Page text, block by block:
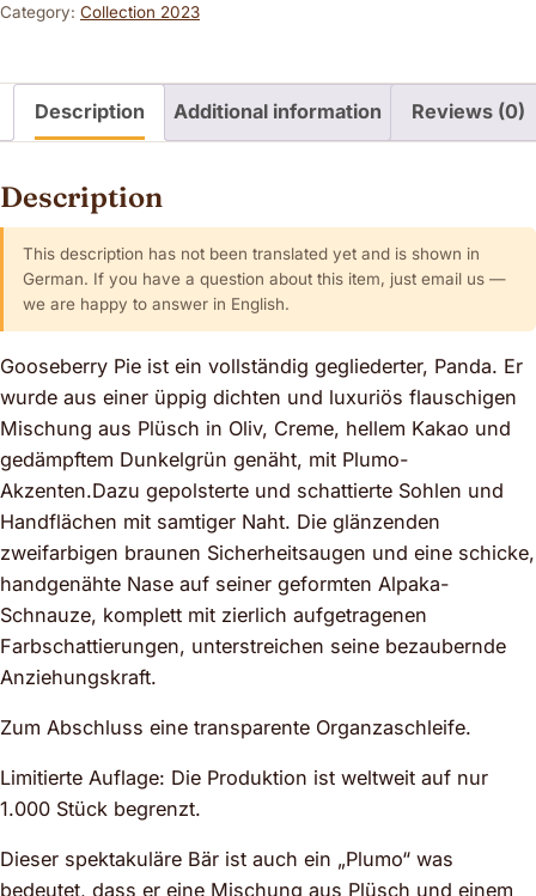
Category: Collection 2023
Description Additional information Reviews (0)
Description
This description has not been translated yet and is shown in
German. If you have a question about this item, just email us —
we are happy to answer in English.
Gooseberry Pie ist ein vollständig gegliederter, Panda. Er
wurde aus einer üppig dichten und luxuriös flauschigen
Mischung aus Plüsch in Oliv, Creme, hellem Kakao und
gedämpftem Dunkelgrün genäht, mit Plumo-
Akzenten.Dazu gepolsterte und schattierte Sohlen und
Handflächen mit samtiger Naht. Die glänzenden
zweifarbigen braunen Sicherheitsaugen und eine schicke,
handgenähte Nase auf seiner geformten Alpaka-
Schnauze, komplett mit zierlich aufgetragenen
Farbschattierungen, unterstreichen seine bezaubernde
Anziehungskraft.
Zum Abschluss eine transparente Organzaschleife.
Limitierte Auflage: Die Produktion ist weltweit auf nur
1.000 Stück begrenzt.
Dieser spektakuläre Bär ist auch ein „Plumo“ was
bedeutet, dass er eine Mischung aus Plüsch und einem